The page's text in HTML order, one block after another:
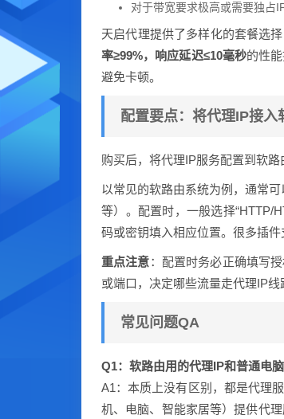
对于带宽要求极高或需要独占
天启代理提供了多样化的套餐选
率≥99%，响应延迟≤10毫秒的性
避免卡顿。
配置要点：将代理IP接入
购买后，将代理IP服务配置到软
以常见的软路由系统为例，通常
等）。配置时，一般选择“HTTP/
码或密钥填入相应位置。很多插件
重点注意：配置时务必正确填写
或端口，决定哪些流量走代理IP线
常见问题QA
Q1：软路由用的代理IP和普通电
A1：本质上没有区别，都是代理
机、电脑、智能家居等）提供代